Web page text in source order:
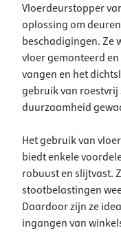
Vloerdeurstopper
oplossing om
beschadigingen. Ze
vloer gemonteerd
vangen en het
gebruik van
duurzaamheid
Het gebruik van
biedt enkele
robuust en slijtvast.
stootbelastingen
Daardoor zijn ze
ingangen van